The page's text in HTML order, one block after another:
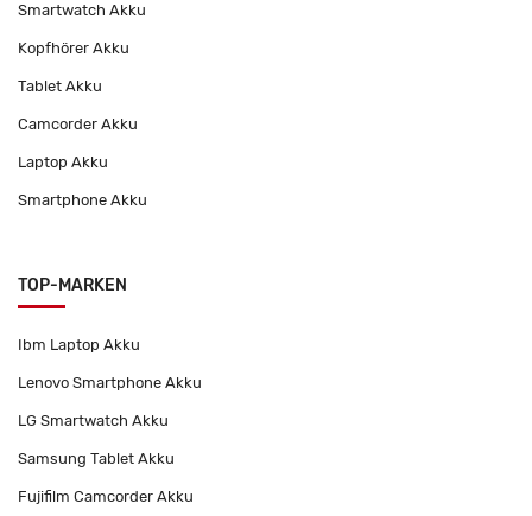
Smartwatch Akku
Kopfhörer Akku
Tablet Akku
Camcorder Akku
Laptop Akku
Smartphone Akku
TOP-MARKEN
Ibm Laptop Akku
Lenovo Smartphone Akku
LG Smartwatch Akku
Samsung Tablet Akku
Fujifilm Camcorder Akku